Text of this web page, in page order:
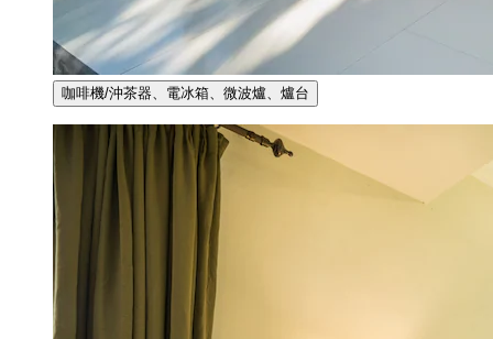
咖啡機/沖茶器、電冰箱、微波爐、爐台